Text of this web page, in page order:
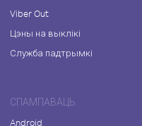
Viber Out
Цэны на выклікі
Служба падтрымкі
СПАМПАВАЦЬ
Android